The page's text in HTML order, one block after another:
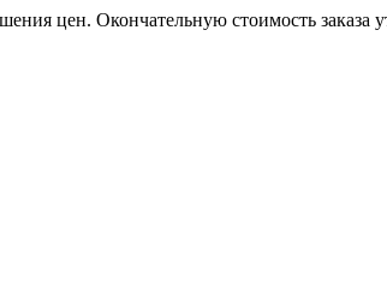
цен. Окончательную стоимость заказа